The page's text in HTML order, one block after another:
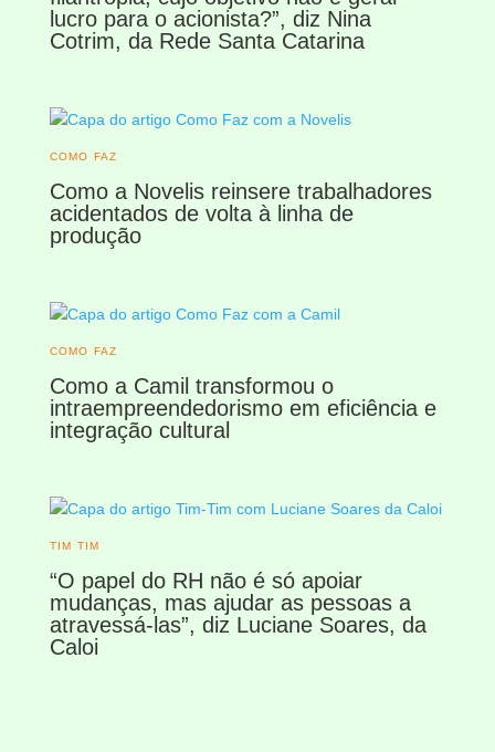
lucro para o acionista?”, diz Nina
Cotrim, da Rede Santa Catarina
COMO FAZ
Como a Novelis reinsere trabalhadores
acidentados de volta à linha de
produção
COMO FAZ
Como a Camil transformou o
intraempreendedorismo em eficiência e
integração cultural
TIM TIM
“O papel do RH não é só apoiar
mudanças, mas ajudar as pessoas a
atravessá-las”, diz Luciane Soares, da
Caloi